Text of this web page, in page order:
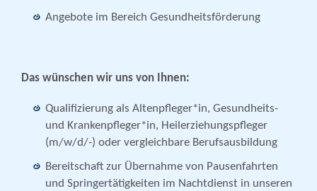
Angebote im Bereich Gesundheitsförderung
Das wünschen wir uns von Ihnen:
Qualifizierung als Altenpfleger*in, Gesundheits-
und Krankenpfleger*in, Heilerziehungspfleger
(m/w/d/-) oder vergleichbare Berufsausbildung
Bereitschaft zur Übernahme von Pausenfahrten
und Springertätigkeiten im Nachtdienst in unseren